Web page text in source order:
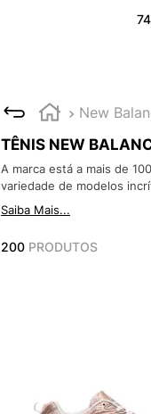
New
TÊNIS NEW
A marca está a mais de
variedade de modelos
Saiba Mais...
200 PRODUTOS